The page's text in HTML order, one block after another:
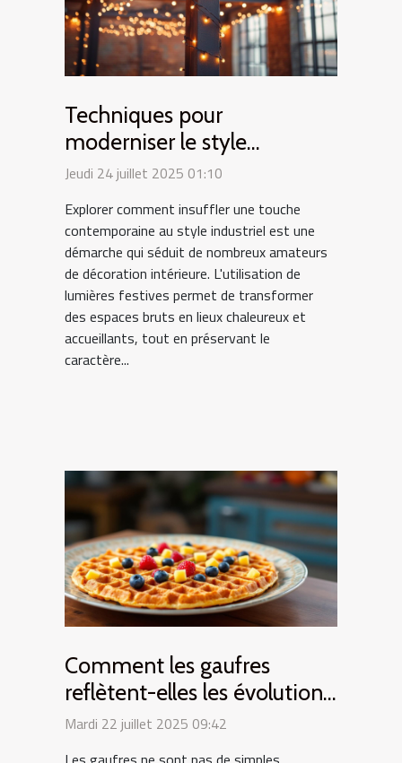
Techniques pour
moderniser le style
industriel avec des lumières
Jeudi 24 juillet 2025 01:10
Explorer comment insuffler une touche
contemporaine au style industriel est une
démarche qui séduit de nombreux amateurs
de décoration intérieure. L'utilisation de
lumières festives permet de transformer
des espaces bruts en lieux chaleureux et
accueillants, tout en préservant le
caractère...
Comment les gaufres
reflètent-elles les évolutions
culturelles ?
Mardi 22 juillet 2025 09:42